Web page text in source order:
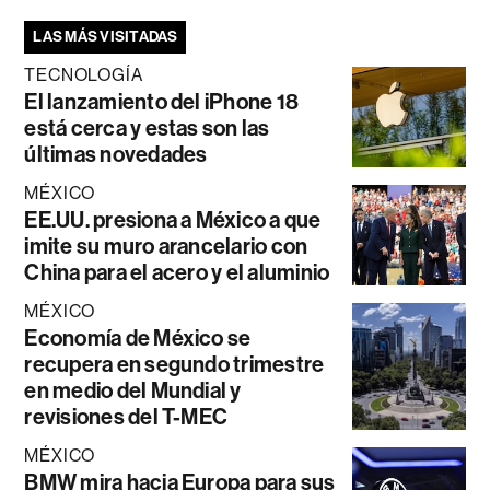
LAS MÁS VISITADAS
TECNOLOGÍA
El lanzamiento del iPhone 18
está cerca y estas son las
últimas novedades
MÉXICO
EE.UU. presiona a México a que
imite su muro arancelario con
China para el acero y el aluminio
MÉXICO
Economía de México se
recupera en segundo trimestre
en medio del Mundial y
revisiones del T-MEC
MÉXICO
BMW mira hacia Europa para sus